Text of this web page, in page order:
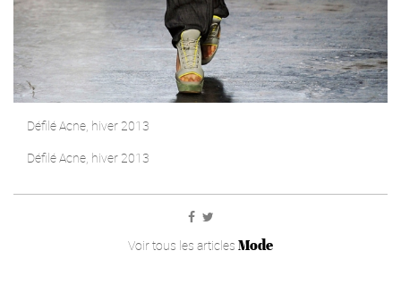
Défilé Acne, hiver 2013
Défilé Acne, hiver 2013
Voir tous les articles Mode